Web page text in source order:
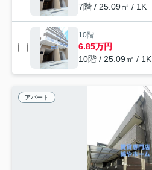
7階 / 25.09㎡ / 1K
10階
6.85万円
10階 / 25.09㎡ / 1K
アパート